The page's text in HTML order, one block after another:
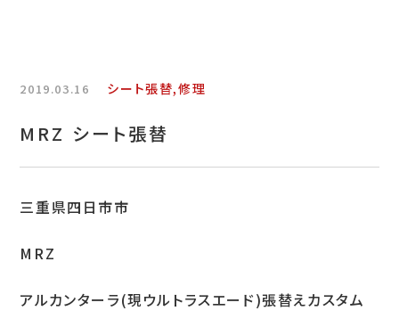
特定商取引表示
新着情報
施工例
プライバシーポリシー
2019.03.16 シート張替,修理
MRZ シート張替
三重県四日市市
MRZ
アルカンターラ(現ウルトラスエード)張替えカスタム